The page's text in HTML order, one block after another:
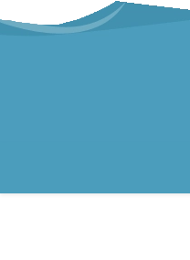
Zum Inhalt springen